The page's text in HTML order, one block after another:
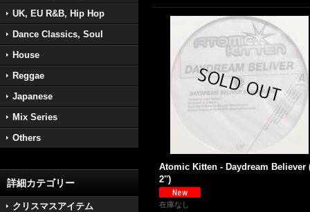
UK, EU R&B, Hip Hop
Dance Classics, Soul
House
Reggae
Japanese
Mix Series
Others
詳細カテゴリー
クリスマスアイテム
Atomic Kitten - Daydream Believer
2'')
在庫なし